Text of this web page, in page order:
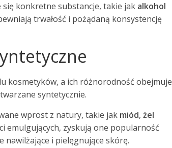
konkretne substancje, takie jak alkohol
trwałość i pożądaną konsystencję
kosmetyków, a ich różnorodność obejmuje
syntetycznie.
wprost z natury, takie jak miód, żel
emulgujących, zyskują one popularność
nawilżające i pielęgnujące skórę.